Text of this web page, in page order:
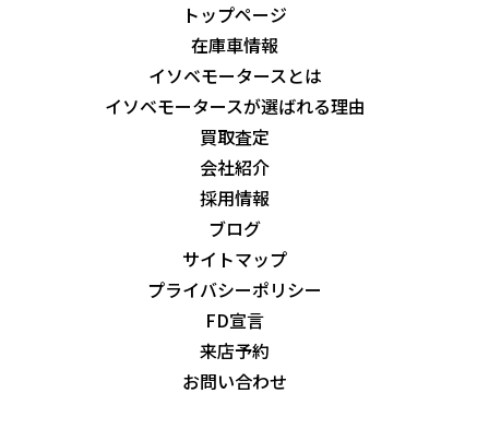
トップページ
在庫車情報
イソベモータースとは
イソベモータースが選ばれる理由
買取査定
会社紹介
採用情報
ブログ
サイトマップ
プライバシーポリシー
FD宣言
来店予約
お問い合わせ